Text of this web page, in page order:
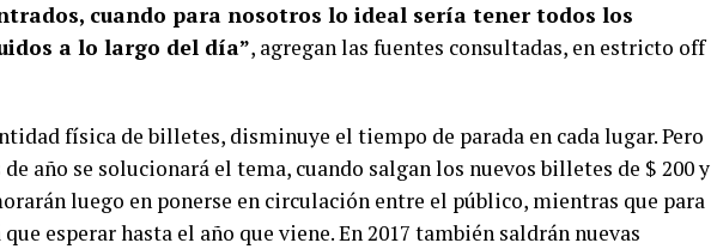
cuando para nosotros lo ideal sería tener todos los
a lo largo del día”, agregan las fuentes consultadas, en estricto off
física de billetes, disminuye el tiempo de parada en cada lugar. Pero
año se solucionará el tema, cuando salgan los nuevos billetes de $ 200 y
luego en ponerse en circulación entre el público, mientras que para
que esperar hasta el año que viene. En 2017 también saldrán nuevas